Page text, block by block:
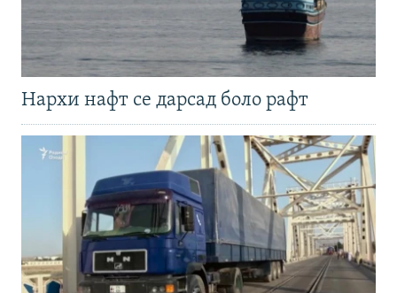
Нархи нафт се дарсад боло рафт